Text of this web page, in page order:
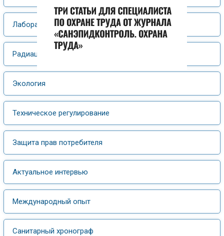
Лабораторные исследования
Радиационная гигиена
Экология
Техническое регулирование
Защита прав потребителя
Актуальное интервью
Международный опыт
Санитарный хронограф